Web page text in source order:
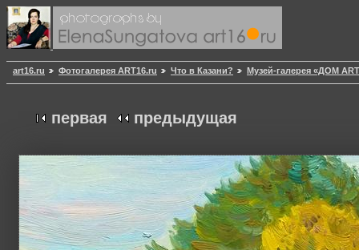
art16.ru Фотогалерея ART16.ru Что в Казани? Музей-галерея «ДОМ
первая предыдущая